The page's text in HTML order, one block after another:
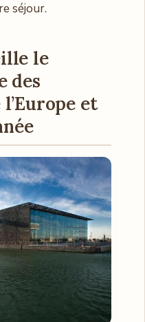
séjour.
le
des
et